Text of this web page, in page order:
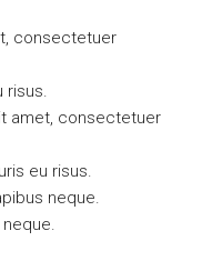
consectetuer
risus.
amet, consectetuer
eu risus.
neque.